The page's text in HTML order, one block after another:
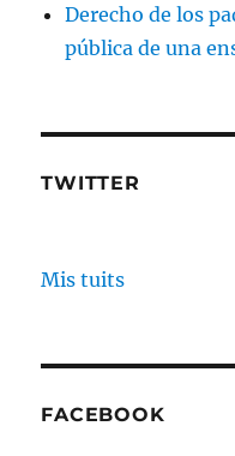
Derecho de los
pública de una
TWITTER
Mis tuits
FACEBOOK